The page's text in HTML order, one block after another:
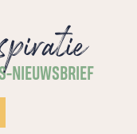
NIEUWSBRIEF